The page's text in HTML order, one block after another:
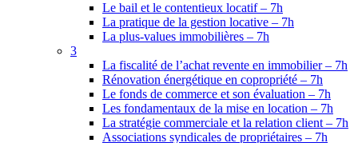
Le bail et le contentieux locatif – 7h
La pratique de la gestion locative – 7h
La plus-values immobilières – 7h
3
La fiscalité de l’achat revente en immobilier – 7h
Rénovation énergétique en copropriété – 7h
Le fonds de commerce et son évaluation – 7h
Les fondamentaux de la mise en location – 7h
La stratégie commerciale et la relation client – 7h
Associations syndicales de propriétaires – 7h